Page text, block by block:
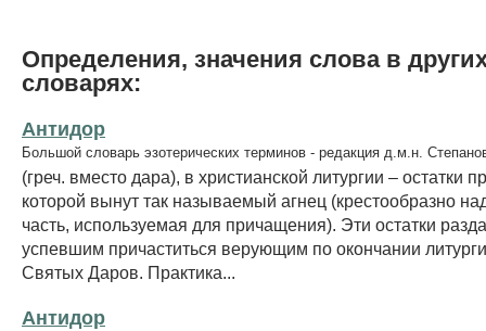
Определения, значения слова в
словарях:
Антидор
Большой словарь эзотерических терминов - редакция д.м.н.
(греч. вместо дара), в христианской литургии – остатки
которой вынут так называемый агнец (крестообразно
часть, используемая для причащения). Эти остатки
успевшим причаститься верующим по окончании
Святых Даров. Практика...
Антидор